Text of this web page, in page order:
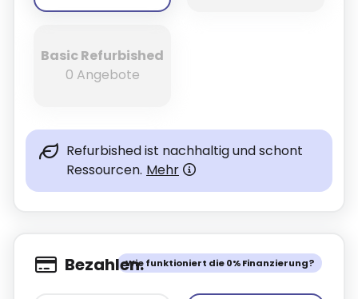
Basic Refurbished
0 Angebote
Refurbished ist nachhaltig und schont
Ressourcen. Mehr
Wie funktioniert die 0% Finanzierung?
Bezahlen.